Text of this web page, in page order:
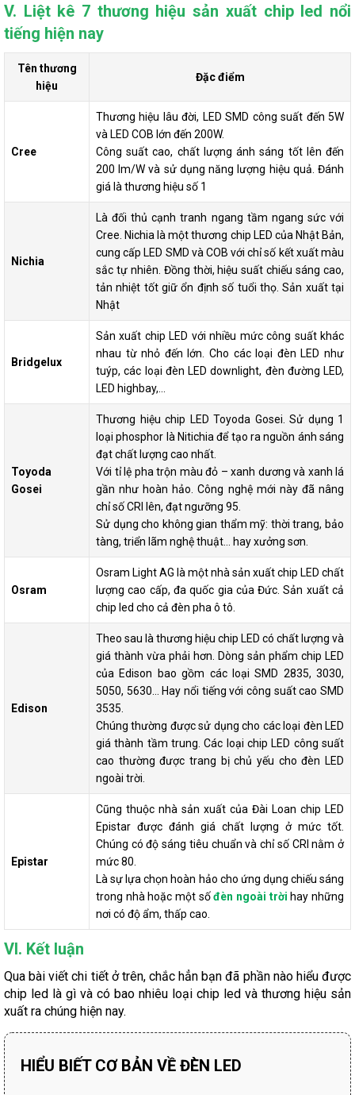
V. Liệt kê 7 thương hiệu sản xuất chip led nổi
tiếng hiện nay
Tên thương
hiệu
Đặc điểm
Cree
Thương hiệu lâu đời, LED SMD công suất đến 5W
và LED COB lớn đến 200W.
Công suất cao, chất lượng ánh sáng tốt lên đến
200 lm/W và sử dụng năng lượng hiệu quả. Đánh
giá là thương hiệu số 1
Nichia
Là đối thủ cạnh tranh ngang tầm ngang sức với
Cree. Nichia là một thương chip LED của Nhật Bản,
cung cấp LED SMD và COB với chỉ số kết xuất màu
sắc tự nhiên. Đồng thời, hiệu suất chiếu sáng cao,
tản nhiệt tốt giữ ổn định số tuổi thọ. Sản xuất tại
Nhật
Bridgelux
Sản xuất chip LED với nhiều mức công suất khác
nhau từ nhỏ đến lớn. Cho các loại đèn LED như
tuýp, các loại đèn LED downlight, đèn đường LED,
LED highbay,…
Toyoda
Gosei
Thương hiệu chip LED Toyoda Gosei. Sử dụng 1
loại phosphor là Nitichia để tạo ra nguồn ánh sáng
đạt chất lượng cao nhất.
Với tỉ lệ pha trộn màu đỏ – xanh dương và xanh lá
gần như hoàn hảo. Công nghệ mới này đã nâng
chỉ số CRI lên, đạt ngưỡng 95.
Sử dụng cho không gian thẩm mỹ: thời trang, bảo
tàng, triển lãm nghệ thuật… hay xưởng sơn.
Osram
Osram Light AG là một nhà sản xuất chip LED chất
lượng cao cấp, đa quốc gia của Đức. Sản xuất cả
chip led cho cả đèn pha ô tô.
Edison
Theo sau là thương hiệu chip LED có chất lượng và
giá thành vừa phải hơn. Dòng sản phẩm chip LED
của Edison bao gồm các loại SMD 2835, 3030,
5050, 5630… Hay nổi tiếng với công suất cao SMD
3535.
Chúng thường được sử dụng cho các loại đèn LED
giá thành tầm trung. Các loại chip LED công suất
cao thường được trang bị chủ yếu cho đèn LED
ngoài trời.
Epistar
Cũng thuộc nhà sản xuất của Đài Loan chip LED
Epistar được đánh giá chất lượng ở mức tốt.
Chúng có độ sáng tiêu chuẩn và chỉ số CRI nằm ở
mức 80.
Là sự lựa chọn hoàn hảo cho ứng dụng chiếu sáng
trong nhà hoặc một sốđèn ngoài trời hay những
nơi có độ ẩm, thấp cao.
VI. Kết luận
Qua bài viết chi tiết ở trên, chắc hẳn bạn đã phần nào hiểu được
chip led là gì và có bao nhiêu loại chip led và thương hiệu sản
xuất ra chúng hiện nay.
HIỂU BIẾT CƠ BẢN VỀ ĐÈN LED